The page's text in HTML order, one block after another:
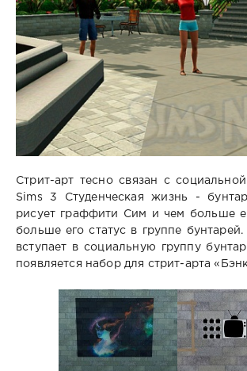
Стрит-арт тесно связан с
Sims 3 Студенческая жизнь -
рисует граффити Cим и чем больше
больше его статус в группе
вступает в социальную группу
появляется набор для стрит-арта